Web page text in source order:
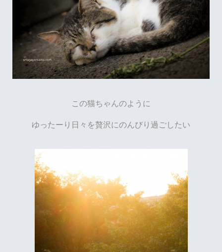
この猫ちゃんのように
ゆったーり日々を贅沢にのんびり過ごしたい